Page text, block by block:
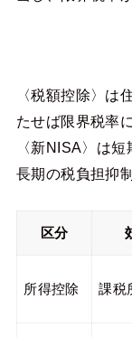
〈税額控除〉は
たせば限界税率
〈新NISA〉は
長期の税負担抑
区分
所得控除 課税